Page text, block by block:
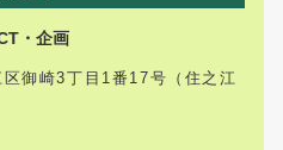
・企画
御崎3丁目1番17号（住之江